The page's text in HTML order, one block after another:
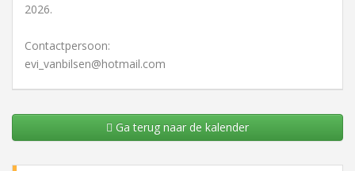
2026.
Contactpersoon:
evi_vanbilsen@hotmail.com
Ga terug naar de kalender